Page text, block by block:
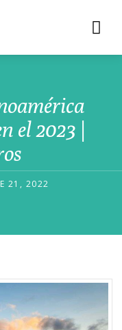
el 2023 |
21, 2022